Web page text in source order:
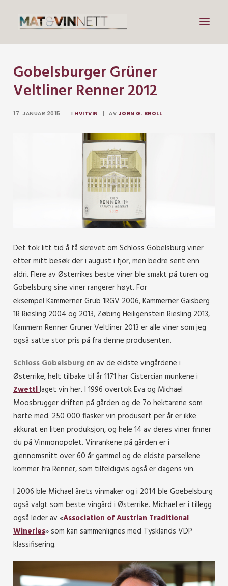
Mat
Drikke
Gobelsburger Grüner
Veltliner Renner 2012
17. JANUAR 2015 | I HVITVIN | AV JØRN G. BROLL
Det tok litt tid å få skrevet om Schloss Gobelsburg viner
etter mitt besøk der i august i fjor, men bedre sent enn
aldri. Flere av Østerrikes beste viner ble smakt på turen og
Gobelsburg sine viner rangerer høyt. For
eksempel Kammerner Grub 1RGV 2006, Kammerner Gaisberg
1R Riesling 2004 og 2013, Zøbing Heiligenstein Riesling 2013,
Kammern Renner Gruner Veltliner 2013 er alle viner som jeg
også satte stor pris på fra denne produsenten.
Schloss Gobelsburgen av de eldste vingårdene i
Østerrike, helt tilbake til år 1171 har Cistercian munkene i
Zwettllaget vin her. I 1996 overtok Eva og Michael
Moosbrugger driften på gården og de 7o hektarene som
hørte med. 250 000 flasker vin produsert per år er ikke
akkurat en liten produksjon, og hele 14 av deres viner finner
du på Vinmonopolet. Vinrankene på gården er i
gjennomsnitt over 60 år gammel og de eldste parsellene
kommer fra Renner, som tilfeldigvis også er dagens vin.
I 2006 ble Michael årets vinmaker og i 2014 ble Goebelsburg
også valgt som beste vingård i Østerrike. Michael er i tillegg
også leder av «Association of Austrian Traditional
Wineries» som kan sammenlignes med Tysklands VDP
klassifisering.